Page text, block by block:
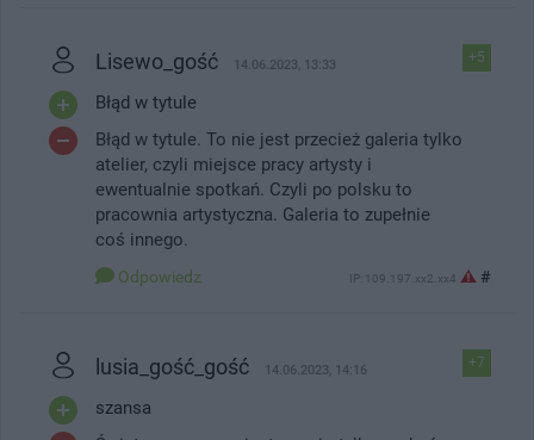
+5
Lisewo_gość 14.06.2023, 13:33
Błąd w tytule
Błąd w tytule. To nie jest przecież galeria tylko
atelier, czyli miejsce pracy artysty i
ewentualnie spotkań. Czyli po polsku to
pracownia artystyczna. Galeria to zupełnie
coś innego.
Odpowiedz IP: 109.197.xx2.xx4 #
+7
lusia_gość_gość 14.06.2023, 14:16
szansa